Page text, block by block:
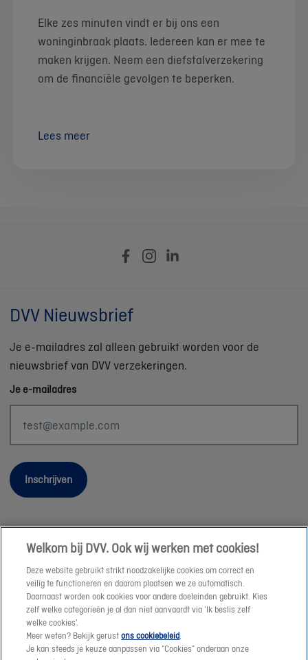
Elke zes minuten vindt er bij ons een
woninginbraak plaats. Iedereen kan er mee te
maken krijgen. Neem een diefstalverzekering
om de financiële gevolgen te beperken.
Lees meer
DVV Nieuwsbrief
Je e-mailadres zal alleen gebruikt worden voor de
nieuwsbrief van DVV verzekeringen.
Je e-mailadres
Inschrijven
Wettelijke informatie
Duurzaamheid
Sitemap
Onze consulenten
Jobs
Cookies
Welkom bij DVV. Ook wij werken met cookies!
Deze website gebruikt strikt noodzakelijke cookies om correct en
veilig te functioneren en daarom plaatsen we ze automatisch.
Daarnaast worden ook cookies voor andere doeleinden gebruikt. Kies
zelf welke categorieën je al dan niet aanvaardt via ‘Ik beslis zelf
welke cookies’.
Meer weten? Bekijk gerustons cookiebeleid.
Je kan steeds je keuze aanpassen via “Cookies” onderaan onze